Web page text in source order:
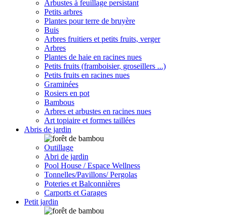
Arbustes à feuillage persistant
Petits arbres
Plantes pour terre de bruyère
Buis
Arbres fruitiers et petits fruits, verger
Arbres
Plantes de haie en racines nues
Petits fruits (framboisier, groseillers ...)
Petits fruits en racines nues
Graminées
Rosiers en pot
Bambous
Arbres et arbustes en racines nues
Art topiaire et formes taillées
Abris de jardin
Outillage
Abri de jardin
Pool House / Espace Wellness
Tonnelles/Pavillons/ Pergolas
Poteries et Balconnières
Carports et Garages
Petit jardin